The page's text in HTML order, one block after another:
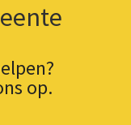
op.